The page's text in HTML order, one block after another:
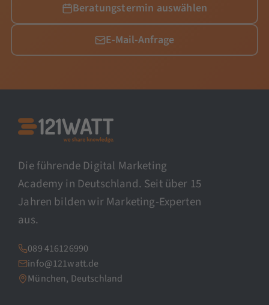
Beratungstermin auswählen
E-Mail-Anfrage
Die führende Digital Marketing
Academy in Deutschland. Seit über 15
Jahren bilden wir Marketing-Experten
aus.
089 416126990
info@121watt.de
München, Deutschland